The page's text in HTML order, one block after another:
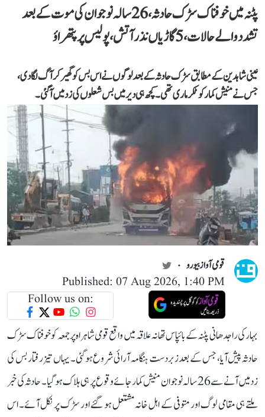
پٹنہ میں خوفناک سڑک حادثہ، 26 سالہ نوجوان کی موت کے بعد
تشدد والے حالات، 5 گاڑیاں نذر آتش، پولیس پر پتھراؤ
عینی شاہدین کے مطابق سڑک حادثہ کے بعد لوگوں نے اس بس کو گھیر کر آگ لگا دی،
جس نے منیش کمار کو ٹکر ماری تھی۔ کچھ ہی دیر میں بس شعلوں کی زد میں آ گئی۔
قومی آواز بیورو
Published: 07 Aug 2026, 1:40 PM
Follow us on:
بہار کی راجدھانی پٹنہ کے بائپاس تھانہ علاقہ میں واقع قومی شاہراہ پر جمعہ کو خوفناک سڑک
حادثہ پیش آیا، جس کے بعد زبردست ہنگامہ آرائی شروع ہو گئی۔ یہاں تیز رفتار بس کی
زد میں آنے سے 26 سالہ نوجوان منیش کمار جائے وقوع پر ہی ہلاک ہو گیا۔ حادثہ کی خبر
ملتے ہی مقامی لوگ اور متوفی کے اہل خانہ مشتعل ہو گئے اور سڑک پر نکل آئے۔ اس